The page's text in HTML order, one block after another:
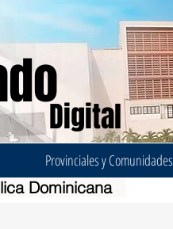
Digital
Provinciales y Comunidades
Dominicana